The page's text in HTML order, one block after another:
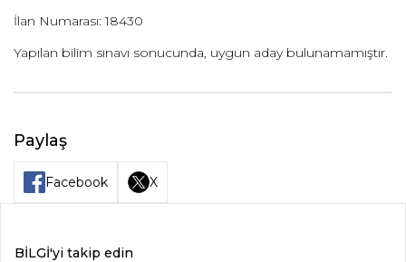
İlan Numarası: 18430
Yapılan bilim sınavı sonucunda, uygun aday bulunamamıştır.
Paylaş
Facebook X
BİLGİ'yi takip edin